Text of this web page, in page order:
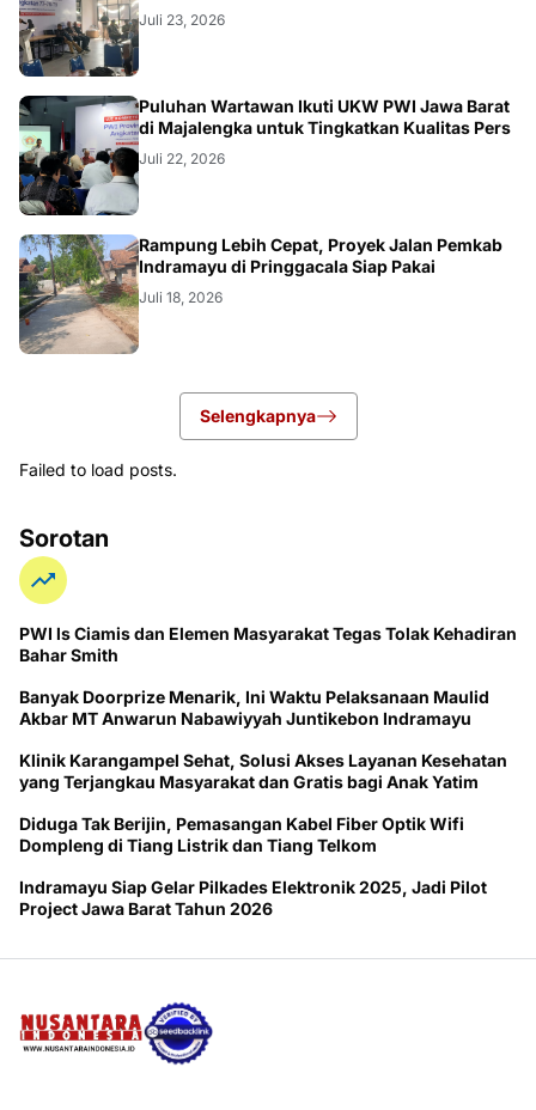
Juli 23, 2026
Puluhan Wartawan Ikuti UKW PWI Jawa Barat
di Majalengka untuk Tingkatkan Kualitas Pers
Juli 22, 2026
LOKAL
Rampung Lebih Cepat, Proyek Jalan Pemkab
Indramayu di Pringgacala Siap Pakai
Juli 18, 2026
Selengkapnya
Failed to load posts.
Sorotan
PWI ls Ciamis dan Elemen Masyarakat Tegas Tolak Kehadiran
Bahar Smith
Banyak Doorprize Menarik, Ini Waktu Pelaksanaan Maulid
Akbar MT Anwarun Nabawiyyah Juntikebon Indramayu
Klinik Karangampel Sehat, Solusi Akses Layanan Kesehatan
yang Terjangkau Masyarakat dan Gratis bagi Anak Yatim
Diduga Tak Berijin, Pemasangan Kabel Fiber Optik Wifi
Dompleng di Tiang Listrik dan Tiang Telkom
Indramayu Siap Gelar Pilkades Elektronik 2025, Jadi Pilot
Project Jawa Barat Tahun 2026